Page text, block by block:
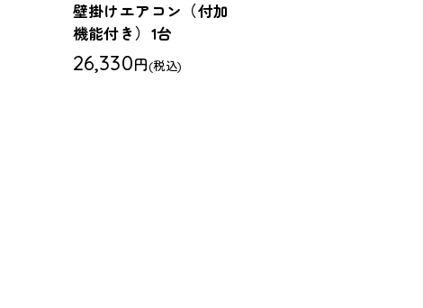
壁掛けエアコン（付加
機能付き）1台
26,330円(税込)